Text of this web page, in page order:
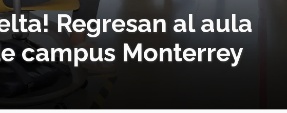
Regresan al aula
campus Monterrey